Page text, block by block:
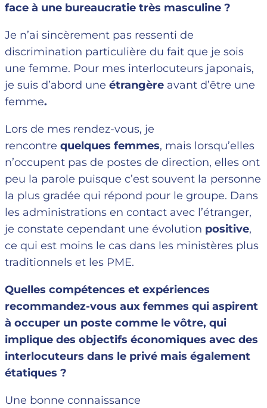
face à une bureaucratie très masculine ?
Je n’ai sincèrement pas ressenti de
discrimination particulière du fait que je sois
une femme. Pour mes interlocuteurs japonais,
je suis d’abord une étrangère avant d’être une
femme.
Lors de mes rendez-vous, je
rencontre quelques femmes, mais lorsqu’elles
n’occupent pas de postes de direction, elles ont
peu la parole puisque c’est souvent la personne
la plus gradée qui répond pour le groupe. Dans
les administrations en contact avec l’étranger,
je constate cependant une évolution positive,
ce qui est moins le cas dans les ministères plus
traditionnels et les PME.
Quelles compétences et expériences
recommandez-vous aux femmes qui aspirent
à occuper un poste comme le vôtre, qui
implique des objectifs économiques avec des
interlocuteurs dans le privé mais également
étatiques ?
Une bonne connaissance